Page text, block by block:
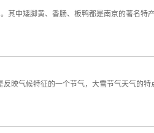
其中矮脚黄、香肠、板鸭都是南京的著名特
映气候特征的一个节气，大雪节气天气的特